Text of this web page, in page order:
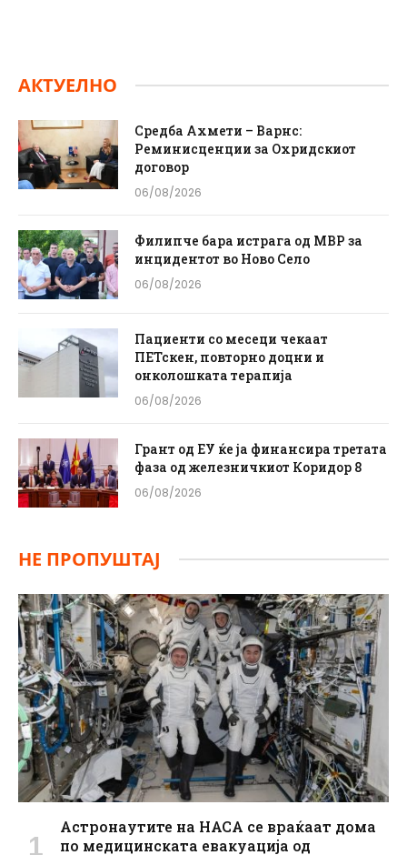
АКТУЕЛНО
Средба Ахмети – Варнс:
Реминисценции за Охридскиот
договор
06/08/2026
Филипче бара истрага од МВР за
инцидентот во Ново Село
06/08/2026
Пациенти со месеци чекаат
ПЕТскен, повторно доцни и
онколошката терапија
06/08/2026
Грант од ЕУ ќе ја финансира третата
фаза од железничкиот Коридор 8
06/08/2026
НЕ ПРОПУШТАЈ
Астронаутите на НАСА се враќаат дома
по медицинската евакуација од